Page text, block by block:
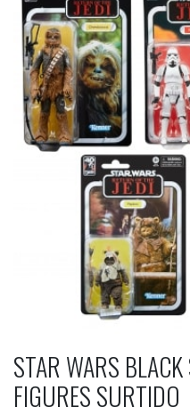
STAR WARS
FIGURES SURTIDO